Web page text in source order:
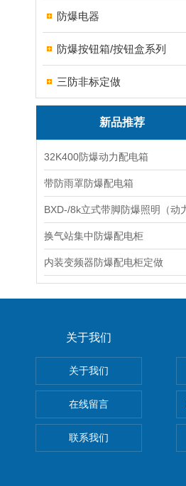
防爆电器
防爆按钮箱/按钮盒系列
三防非标定做
新品推荐
32K400防爆动力配电箱
带防雨罩防爆配电箱
换气站集中防爆配电柜
内装变频器防爆配电柜定做
关于我们
关于我们
在线留言
联系我们